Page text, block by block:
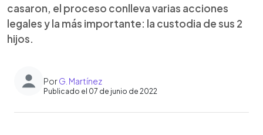
casaron, el proceso conlleva varias acciones
legales y la más importante: la custodia de sus 2
hijos.
PorG. Martínez
Publicado el 07 de junio de 2022